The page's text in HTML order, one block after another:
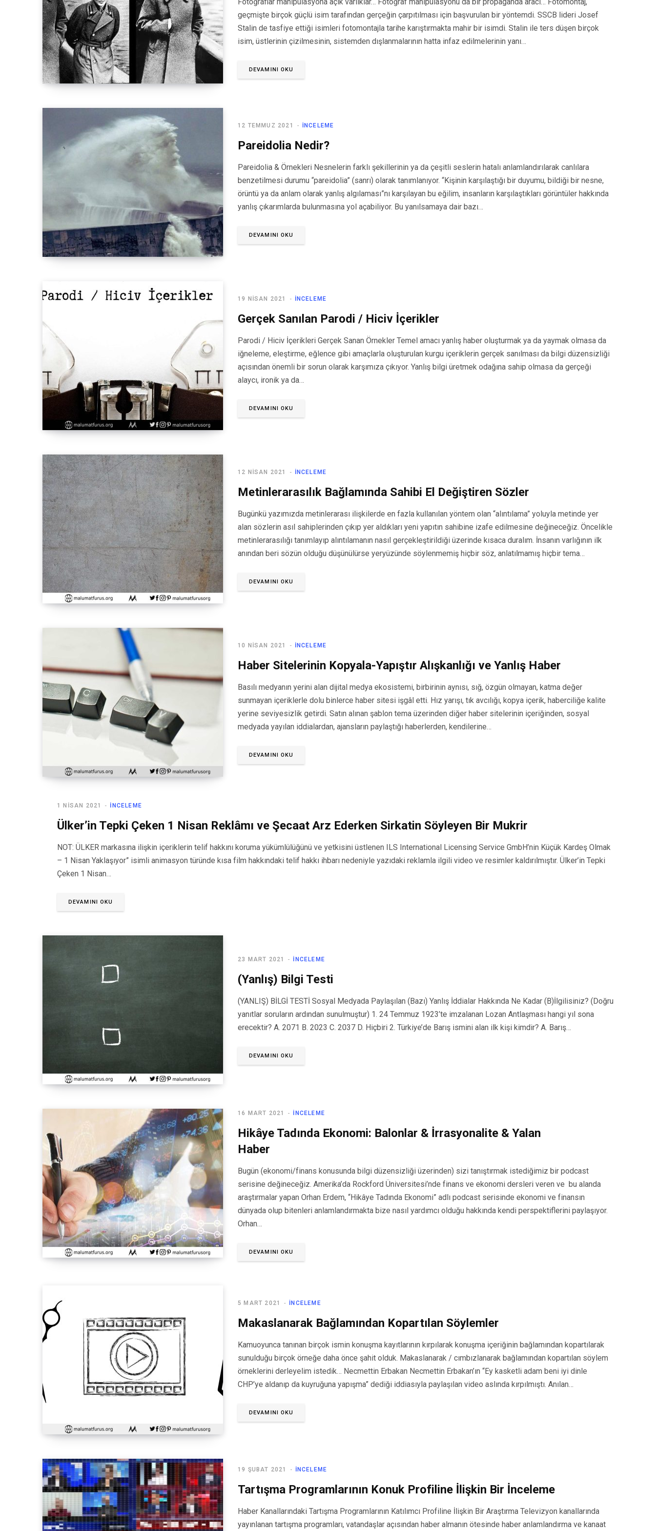
geçmişte birçok güçlü isim tarafından gerçeğin çarpıtılması için başvurulan bir yöntemdi. SSCB lideri Josef
Stalin de tasfiye ettiği isimleri fotomontajla tarihe karıştırmakta mahir bir isimdi. Stalin ile ters düşen birçok
isim, üstlerinin çizilmesinin, sistemden dışlanmalarının hatta infaz edilmelerinin yanı…
DEVAMINI OKU
İNCELEME
12 TEMMUZ 2021
Pareidolia Nedir?
Pareidolia & Örnekleri Nesnelerin farklı şekillerinin ya da çeşitli seslerin hatalı anlamlandırılarak canlılara
benzetilmesi durumu “pareidolia” (sanrı) olarak tanımlanıyor. “Kişinin karşılaştığı bir duyumu, bildiği bir nesne,
örüntü ya da anlam olarak yanlış algılaması”nı karşılayan bu eğilim, insanların karşılaştıkları görüntüler hakkında
yanlış çıkarımlarda bulunmasına yol açabiliyor. Bu yanılsamaya dair bazı…
DEVAMINI OKU
İNCELEME
19 NISAN 2021
Gerçek Sanılan Parodi / Hiciv İçerikler
Parodi / Hiciv İçerikleri Gerçek Sanan Örnekler Temel amacı yanlış haber oluşturmak ya da yaymak olmasa da
iğneleme, eleştirme, eğlence gibi amaçlarla oluşturulan kurgu içeriklerin gerçek sanılması da bilgi düzensizliği
açısından önemli bir sorun olarak karşımıza çıkıyor. Yanlış bilgi üretmek odağına sahip olmasa da gerçeği
alaycı, ironik ya da…
DEVAMINI OKU
İNCELEME
12 NISAN 2021
Metinlerarasılık Bağlamında Sahibi El Değiştiren Sözler
Bugünkü yazımızda metinlerarası ilişkilerde en fazla kullanılan yöntem olan “alıntılama” yoluyla metinde yer
alan sözlerin asıl sahiplerinden çıkıp yer aldıkları yeni yapıtın sahibine izafe edilmesine değineceğiz. Öncelikle
metinlerarasılığı tanımlayıp alıntılamanın nasıl gerçekleştirildiği üzerinde kısaca duralım. İnsanın varlığının ilk
anından beri sözün olduğu düşünülürse yeryüzünde söylenmemiş hiçbir söz, anlatılmamış hiçbir tema…
DEVAMINI OKU
İNCELEME
10 NISAN 2021
Haber Sitelerinin Kopyala-Yapıştır Alışkanlığı ve Yanlış Haber
Basılı medyanın yerini alan dijital medya ekosistemi, birbirinin aynısı, sığ, özgün olmayan, katma değer
sunmayan içeriklerle dolu binlerce haber sitesi işgâl etti. Hız yarışı, tık avcılığı, kopya içerik, haberciliğe kalite
yerine seviyesizlik getirdi. Satın alınan şablon tema üzerinden diğer haber sitelerinin içeriğinden, sosyal
medyada yayılan iddialardan, ajansların paylaştığı haberlerden, kendilerine…
DEVAMINI OKU
İNCELEME
1 NISAN 2021
Ülker’in Tepki Çeken 1 Nisan Reklâmı ve Şecaat Arz Ederken Sirkatin Söyleyen Bir Mukrir
NOT: ÜLKER markasına ilişkin içeriklerin telif hakkını koruma yükümlülüğünü ve yetkisini üstlenen ILS International Licensing Service GmbH’nin Küçük Kardeş Olmak
– 1 Nisan Yaklaşıyor” isimli animasyon türünde kısa film hakkındaki telif hakkı ihbarı nedeniyle yazıdaki reklamla ilgili video ve resimler kaldırılmıştır. Ülker’in Tepki
Çeken 1 Nisan…
DEVAMINI OKU
İNCELEME
23 MART 2021
(Yanlış) Bilgi Testi
(YANLIŞ) BİLGİ TESTİ Sosyal Medyada Paylaşılan (Bazı) Yanlış İddialar Hakkında Ne Kadar (B)İlgilisiniz? (Doğru
yanıtlar soruların ardından sunulmuştur) 1. 24 Temmuz 1923’te imzalanan Lozan Antlaşması hangi yıl sona
erecektir? A. 2071 B. 2023 C. 2037 D. Hiçbiri 2. Türkiye’de Barış ismini alan ilk kişi kimdir? A. Barış…
DEVAMINI OKU
İNCELEME
16 MART 2021
Hikâye Tadında Ekonomi: Balonlar & İrrasyonalite & Yalan
Haber
Bugün (ekonomi/finans konusunda bilgi düzensizliği üzerinden) sizi tanıştırmak istediğimiz bir podcast
serisine değineceğiz. Amerika’da Rockford Üniversitesi’nde finans ve ekonomi dersleri veren ve bu alanda
araştırmalar yapan Orhan Erdem, “Hikâye Tadında Ekonomi” adlı podcast serisinde ekonomi ve finansın
dünyada olup bitenleri anlamlandırmakta bize nasıl yardımcı olduğu hakkında kendi perspektiflerini paylaşıyor.
Orhan…
DEVAMINI OKU
İNCELEME
5 MART 2021
Makaslanarak Bağlamından Kopartılan Söylemler
Kamuoyunca tanınan birçok ismin konuşma kayıtlarının kırpılarak konuşma içeriğinin bağlamından kopartılarak
sunulduğu birçok örneğe daha önce şahit olduk. Makaslanarak / cımbızlanarak bağlamından kopartılan söylem
örneklerini derleyelim istedik… Necmettin Erbakan Necmettin Erbakan’ın “Ey kasketli adam beni iyi dinle
CHP’ye aldanıp da kuyruğuna yapışma” dediği iddiasıyla paylaşılan video aslında kırpılmıştı. Anılan…
DEVAMINI OKU
İNCELEME
19 ŞUBAT 2021
Tartışma Programlarının Konuk Profiline İlişkin Bir İnceleme
Haber Kanallarındaki Tartışma Programlarının Katılımcı Profiline İlişkin Bir Araştırma Televizyon kanallarında
yayınlanan tartışma programları, vatandaşlar açısından haber almanın ötesinde haber anlamlandırma ve kanaat